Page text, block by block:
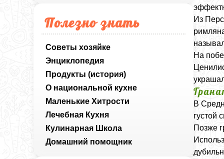
Полезно знать
Советы хозяйке
Энциклопедия
Продукты (история)
О национальной кухне
Маленькие Хитрости
Лечебная Кухня
Кулинарная Школа
Домашний помощник
Из
На
В
густой
Позже